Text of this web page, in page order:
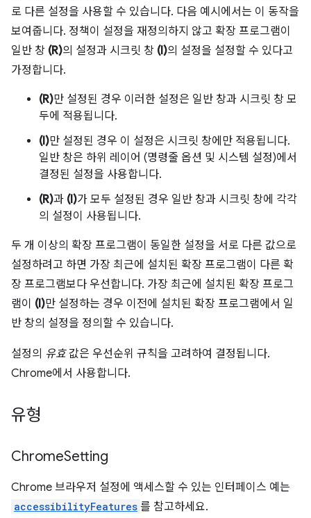
로 다른 설정을 사용할 수 있습니다. 다음 예시에서는 이 동작을
보여줍니다. 정책이 설정을 재정의하지 않고 확장 프로그램이
일반 창 (R)의 설정과 시크릿 창 (I)의 설정을 설정할 수 있다고
가정합니다.
(R)만 설정된 경우 이러한 설정은 일반 창과 시크릿 창 모
두에 적용됩니다.
(I)만 설정된 경우 이 설정은 시크릿 창에만 적용됩니다.
일반 창은 하위 레이어 (명령줄 옵션 및 시스템 설정)에서
결정된 설정을 사용합니다.
(R)과 (I)가 모두 설정된 경우 일반 창과 시크릿 창에 각각
의 설정이 사용됩니다.
두 개 이상의 확장 프로그램이 동일한 설정을 서로 다른 값으로
설정하려고 하면 가장 최근에 설치된 확장 프로그램이 다른 확
장 프로그램보다 우선합니다. 가장 최근에 설치된 확장 프로그
램이 (I)만 설정하는 경우 이전에 설치된 확장 프로그램에서 일
반 창의 설정을 정의할 수 있습니다.
설정의 유효값은 우선순위 규칙을 고려하여 결정됩니다.
Chrome에서 사용합니다.
유형
ChromeSetting
Chrome 브라우저 설정에 액세스할 수 있는 인터페이스 예는
accessibilityFeatures 를 참고하세요.